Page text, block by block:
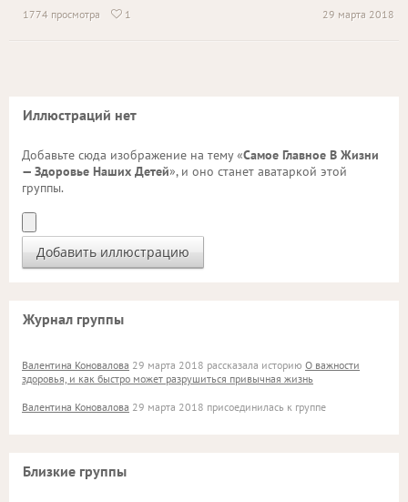
29 марта 2018
1774 просмотра  1
Иллюстраций нет
Добавьте сюда изображение на тему «Самое Главное В Жизни
— Здоровье Наших Детей», и оно станет аватаркой этой
группы.
Журнал группы
Валентина Коновалова 29 марта 2018 рассказала историю О важности
здоровья, и как быстро может разрушиться привычная жизнь
Валентина Коновалова 29 марта 2018 присоединилась к группе
Близкие группы